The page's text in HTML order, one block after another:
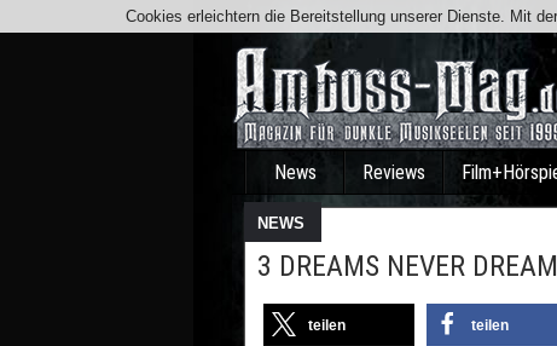
News Reviews
NEWS
3 DREAMS NEVER
teilen teilen
Cookies erleichtern die Bereitstellung unserer Dienste. Mit